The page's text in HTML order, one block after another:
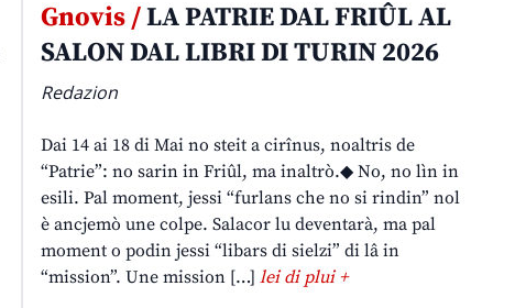
Gnovis /LA PATRIE DAL FRIÛL AL
SALON DAL LIBRI DI TURIN 2026
Redazion
Dai 14 ai 18 di Mai no steit a cirînus, noaltris de
“Patrie”: no sarin in Friûl, ma inaltrò.◆ No, no lìn in
esili. Pal moment, jessi “furlans che no si rindin” nol
è ancjemò une colpe. Salacor lu deventarà, ma pal
moment o podin jessi “libars di sielzi” di lâ in
“mission”. Une mission […]lei di plui +